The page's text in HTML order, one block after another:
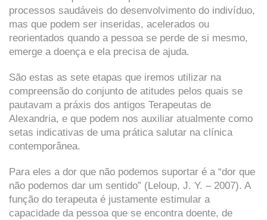
processos saudáveis do desenvolvimento do indivíduo,
mas que podem ser inseridas, acelerados ou
reorientados quando a pessoa se perde de si mesmo,
emerge a doença e ela precisa de ajuda.
São estas as sete etapas que iremos utilizar na
compreensão do conjunto de atitudes pelos quais se
pautavam a práxis dos antigos Terapeutas de
Alexandria, e que podem nos auxiliar atualmente como
setas indicativas de uma prática salutar na clínica
contemporânea.
Para eles a dor que não podemos suportar é a “dor que
não podemos dar um sentido” (Leloup, J. Y. – 2007). A
função do terapeuta é justamente estimular a
capacidade da pessoa que se encontra doente, de